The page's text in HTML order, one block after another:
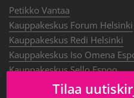
Petikko Vantaa
Kauppakeskus Forum Helsinki
Kauppakeskus Redi Helsinki
Kauppakeskus Iso Omena
Kauppakeskus Sello Espoo
Kauppakeskus Mylly Raisio
Tilaa